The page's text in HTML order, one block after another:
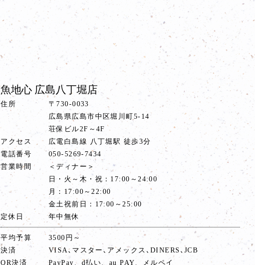
魚地心 広島八丁堀店
住所
〒730-0033
広島県広島市中区堀川町5-14
荘保ビル2F～4F
アクセス
広電白島線 八丁堀駅 徒歩3分
電話番号
050-5269-7434
営業時間
＜ディナー＞
日・火～木・祝：17:00～24:00
月：17:00～22:00
金土祝前日：17:00～25:00
定休日
年中無休
平均予算
3500円～
決済
VISA､マスター､アメックス､DINERS､JCB
QR決済
PayPay、d払い、au PAY、メルペイ